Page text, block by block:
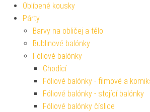
Oblíbené kousky
Párty
Barvy na obličej a tělo
Bublinové balónky
Fóliové balónky
Chodící
Fóliové balónky - filmové a
Fóliové balónky - stojící balónky
Fóliové balónky číslice